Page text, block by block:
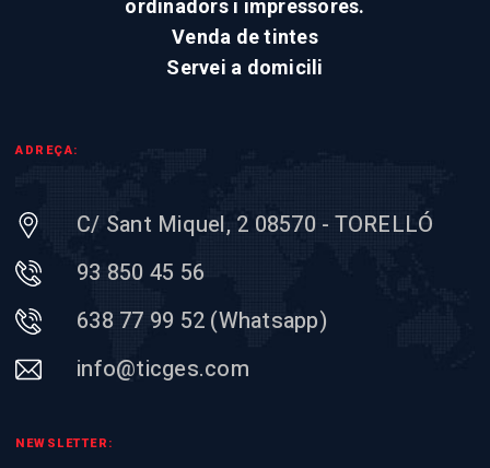
ordinadors i impressores.
Venda de tintes
Servei a domicili
ADREÇA:
C/ Sant Miquel, 2 08570 - TORELLÓ
93 850 45 56
638 77 99 52 (Whatsapp)
info@ticges.com
NEWSLETTER: